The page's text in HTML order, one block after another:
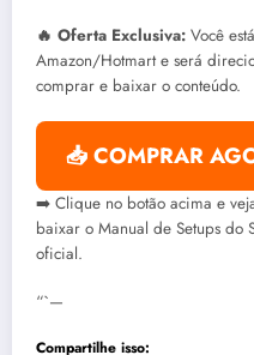
🔥 Oferta Exclusiva: Você
Amazon/Hotmart e será
comprar e baixar o conteúdo.
📥 COMPRAR
➡️ Clique no botão acima e
baixar o Manual de Setups do
oficial.
“`—
Compartilhe isso: